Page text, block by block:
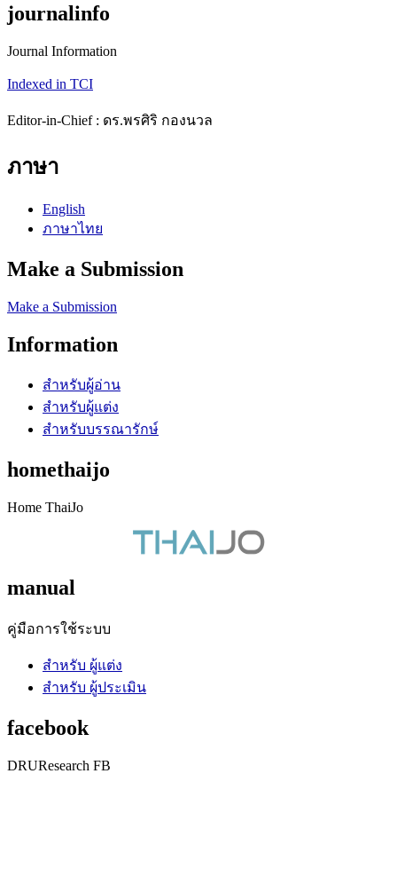
journalinfo
Journal Information
Indexed in TCI
Editor-in-Chief : ดร.พรศิริ กองนวล
ภาษา
English
ภาษาไทย
Make a Submission
Make a Submission
Information
สำหรับผู้อ่าน
สำหรับผู้แต่ง
สำหรับบรรณารักษ์
homethaijo
Home ThaiJo
manual
คู่มือการใช้ระบบ
สำหรับ ผู้แต่ง
สำหรับ ผู้ประเมิน
facebook
DRUResearch FB